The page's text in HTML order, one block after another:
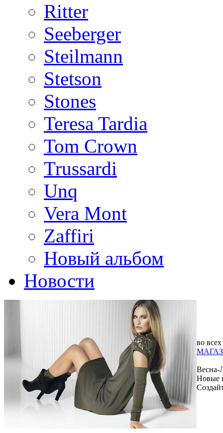
Ritter
Seeberger
Steilmann
Stetson
Stones
Teresa Tardia
Tom Crown
Trussardi
Unq
Vera Mont
Zaffiri
Новый альбом
Новости
во всех
Весна-
Новые